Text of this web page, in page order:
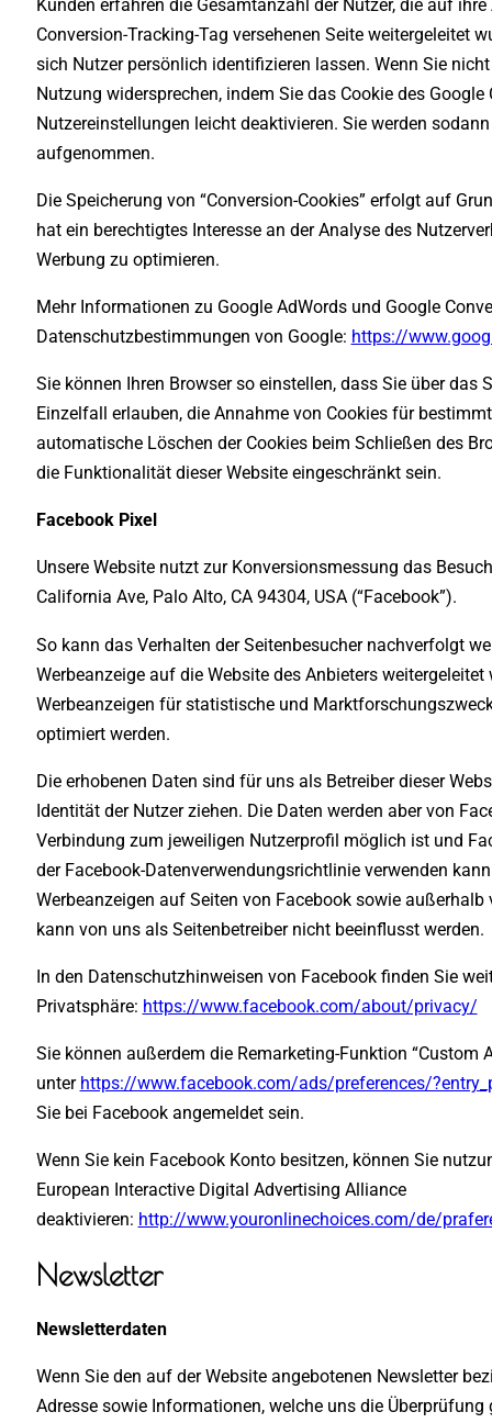
Kunden erfahren die Gesamtanzahl der Nutzer, die auf
Conversion-Tracking-Tag versehenen Seite weitergeleitet
sich Nutzer persönlich identifizieren lassen. Wenn Sie
Nutzung widersprechen, indem Sie das Cookie des
Nutzereinstellungen leicht deaktivieren. Sie werden
aufgenommen.
Die Speicherung von “Conversion-Cookies” erfolgt auf
hat ein berechtigtes Interesse an der Analyse des
Werbung zu optimieren.
Mehr Informationen zu Google AdWords und Google
Datenschutzbestimmungen von Google: https://
Sie können Ihren Browser so einstellen, dass Sie über
Einzelfall erlauben, die Annahme von Cookies für
automatische Löschen der Cookies beim Schließen des
die Funktionalität dieser Website eingeschränkt sein.
Facebook Pixel
Unsere Website nutzt zur Konversionsmessung das
California Ave, Palo Alto, CA 94304, USA (“Facebook”).
So kann das Verhalten der Seitenbesucher nachverfolgt
Werbeanzeige auf die Website des Anbieters
Werbeanzeigen für statistische und
optimiert werden.
Die erhobenen Daten sind für uns als Betreiber dieser
Identität der Nutzer ziehen. Die Daten werden aber von
Verbindung zum jeweiligen Nutzerprofil möglich ist und
der Facebook-Datenverwendungsrichtlinie verwenden
Werbeanzeigen auf Seiten von Facebook sowie
kann von uns als Seitenbetreiber nicht beeinflusst werden.
In den Datenschutzhinweisen von Facebook finden Sie
Privatsphäre: https://www.facebook.com/about/privacy/
Sie können außerdem die Remarketing-Funktion “Custom
unter https://www.facebook.com/ads/preferences/
Sie bei Facebook angemeldet sein.
Wenn Sie kein Facebook Konto besitzen, können Sie
European Interactive Digital Advertising Alliance
deaktivieren: http://www.youronlinechoices.com/de/
Newsletter
Newsletterdaten
Wenn Sie den auf der Website angebotenen Newsletter
Adresse sowie Informationen, welche uns die